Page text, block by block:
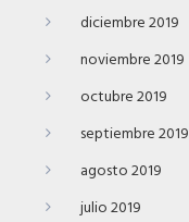
diciembre 2019
noviembre 2019
octubre 2019
septiembre 2019
agosto 2019
julio 2019